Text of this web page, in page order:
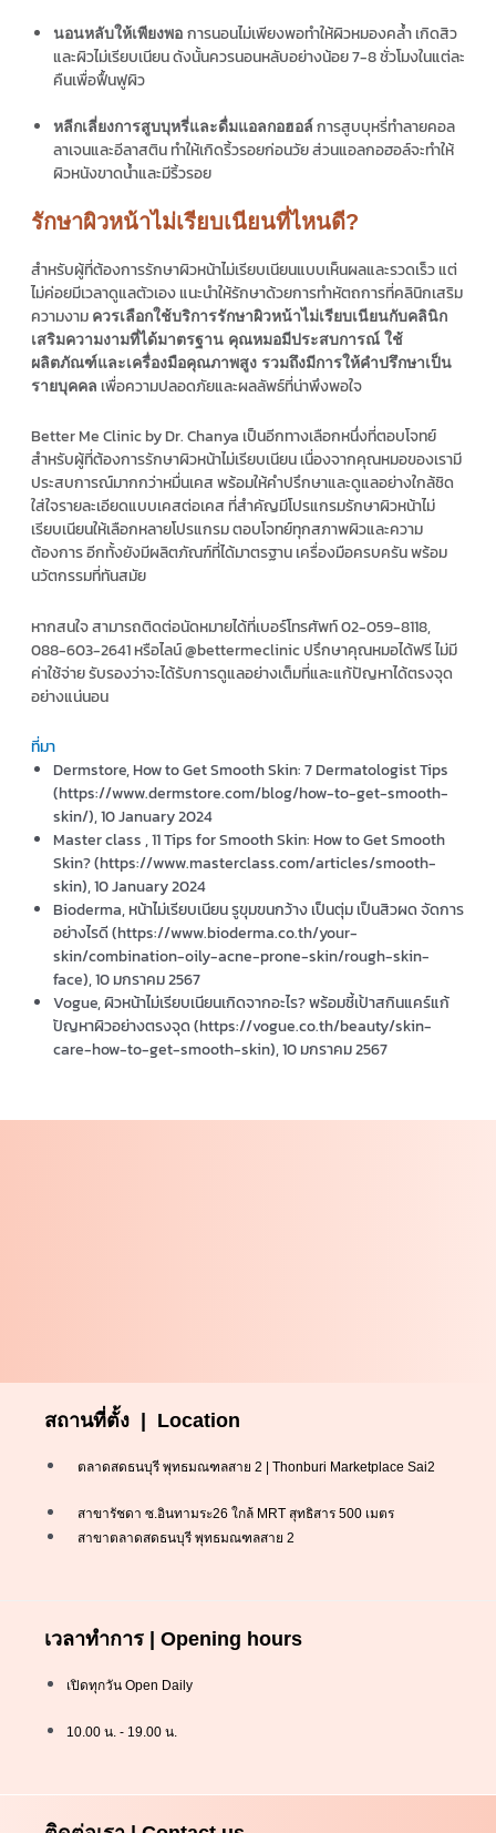
นอนหลับให้เพียงพอ การนอนไม่เพียงพอทำให้ผิวหมองคล้ำ เกิดสิว
และผิวไม่เรียบเนียน ดังนั้นควรนอนหลับอย่างน้อย 7-8 ชั่วโมงในแต่ละ
คืนเพื่อฟื้นฟูผิว
หลีกเลี่ยงการสูบบุหรี่และดื่มแอลกอฮอล์ การสูบบุหรี่ทำลายคอล
ลาเจนและอีลาสติน ทำให้เกิดริ้วรอยก่อนวัย ส่วนแอลกอฮอล์จะทำให้
ผิวหนังขาดน้ำและมีริ้วรอย
รักษาผิวหน้าไม่เรียบเนียนที่ไหนดี?
สำหรับผู้ที่ต้องการรักษาผิวหน้าไม่เรียบเนียนแบบเห็นผลและรวดเร็ว แต่
ไม่ค่อยมีเวลาดูแลตัวเอง แนะนำให้รักษาด้วยการทำหัตถการที่คลินิกเสริม
ความงาม ควรเลือกใช้บริการรักษาผิวหน้าไม่เรียบเนียนกับคลินิก
เสริมความงามที่ได้มาตรฐาน คุณหมอมีประสบการณ์ ใช้
ผลิตภัณฑ์และเครื่องมือคุณภาพสูง รวมถึงมีการให้คำปรึกษาเป็น
รายบุคคล เพื่อความปลอดภัยและผลลัพธ์ที่น่าพึงพอใจ
Better Me Clinic by Dr. Chanya เป็นอีกทางเลือกหนึ่งที่ตอบโจทย์
สำหรับผู้ที่ต้องการรักษาผิวหน้าไม่เรียบเนียน เนื่องจากคุณหมอของเรามี
ประสบการณ์มากกว่าหมื่นเคส พร้อมให้คำปรึกษาและดูแลอย่างใกล้ชิด
ใส่ใจรายละเอียดแบบเคสต่อเคส ที่สำคัญมีโปรแกรมรักษาผิวหน้าไม่
เรียบเนียนให้เลือกหลายโปรแกรม ตอบโจทย์ทุกสภาพผิวและความ
ต้องการ อีกทั้งยังมีผลิตภัณฑ์ที่ได้มาตรฐาน เครื่องมือครบครัน พร้อม
นวัตกรรมที่ทันสมัย
หากสนใจ สามารถติดต่อนัดหมายได้ที่เบอร์โทรศัพท์ 02-059-8118,
088-603-2641 หรือไลน์ @bettermeclinic ปรึกษาคุณหมอได้ฟรี ไม่มี
ค่าใช้จ่าย รับรองว่าจะได้รับการดูแลอย่างเต็มที่และแก้ปัญหาได้ตรงจุด
อย่างแน่นอน
ที่มา
Dermstore, How to Get Smooth Skin: 7 Dermatologist Tips
(https://www.dermstore.com/blog/how-to-get-smooth-
skin/), 10 January 2024
Master class , 11 Tips for Smooth Skin: How to Get Smooth
Skin? (https://www.masterclass.com/articles/smooth-
skin), 10 January 2024
Bioderma, หน้าไม่เรียบเนียน รูขุมขนกว้าง เป็นตุ่ม เป็นสิวผด จัดการ
อย่างไรดี (https://www.bioderma.co.th/your-
skin/combination-oily-acne-prone-skin/rough-skin-
face), 10 มกราคม 2567
Vogue, ผิวหน้าไม่เรียบเนียนเกิดจากอะไร? พร้อมชี้เป้าสกินแคร์แก้
ปัญหาผิวอย่างตรงจุด (https://vogue.co.th/beauty/skin-
care-how-to-get-smooth-skin), 10 มกราคม 2567
สถานที่ตั้ง | Location
ตลาดสดธนบุรี พุทธมณฑลสาย 2 | Thonburi Marketplace Sai2
สาขารัชดา ซ.อินทามระ26 ใกล้ MRT สุทธิสาร 500 เมตร
สาขาตลาดสดธนบุรี พุทธมณฑลสาย 2
เวลาทำการ | Opening hours
เปิดทุกวัน Open Daily
10.00 น. - 19.00 น.